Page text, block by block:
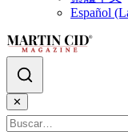
Español
✕